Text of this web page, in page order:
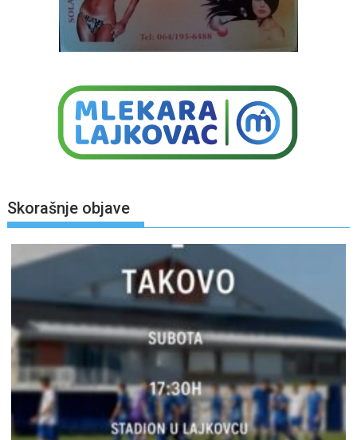
Skorašnje objave